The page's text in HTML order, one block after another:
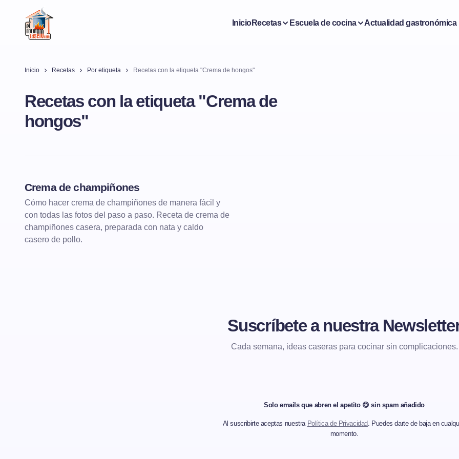
InicioRecetas Escuela de cocina Actualidad gastronómica
Inicio Recetas Por etiqueta Recetas con la etiqueta "Crema de hongos"
Recetas con la etiqueta "Crema de
hongos"
Crema de champiñones
Cómo hacer crema de champiñones de manera fácil y
con todas las fotos del paso a paso. Receta de crema de
champiñones casera, preparada con nata y caldo
casero de pollo.
Suscríbete a nuestra
Cada semana, ideas caseras para cocinar sin complicaciones.
Solo emails que abren el apetito 😋 sin spam añadido
Al suscribirte aceptas nuestra Política de Privacidad. Puedes darte de baja en
momento.